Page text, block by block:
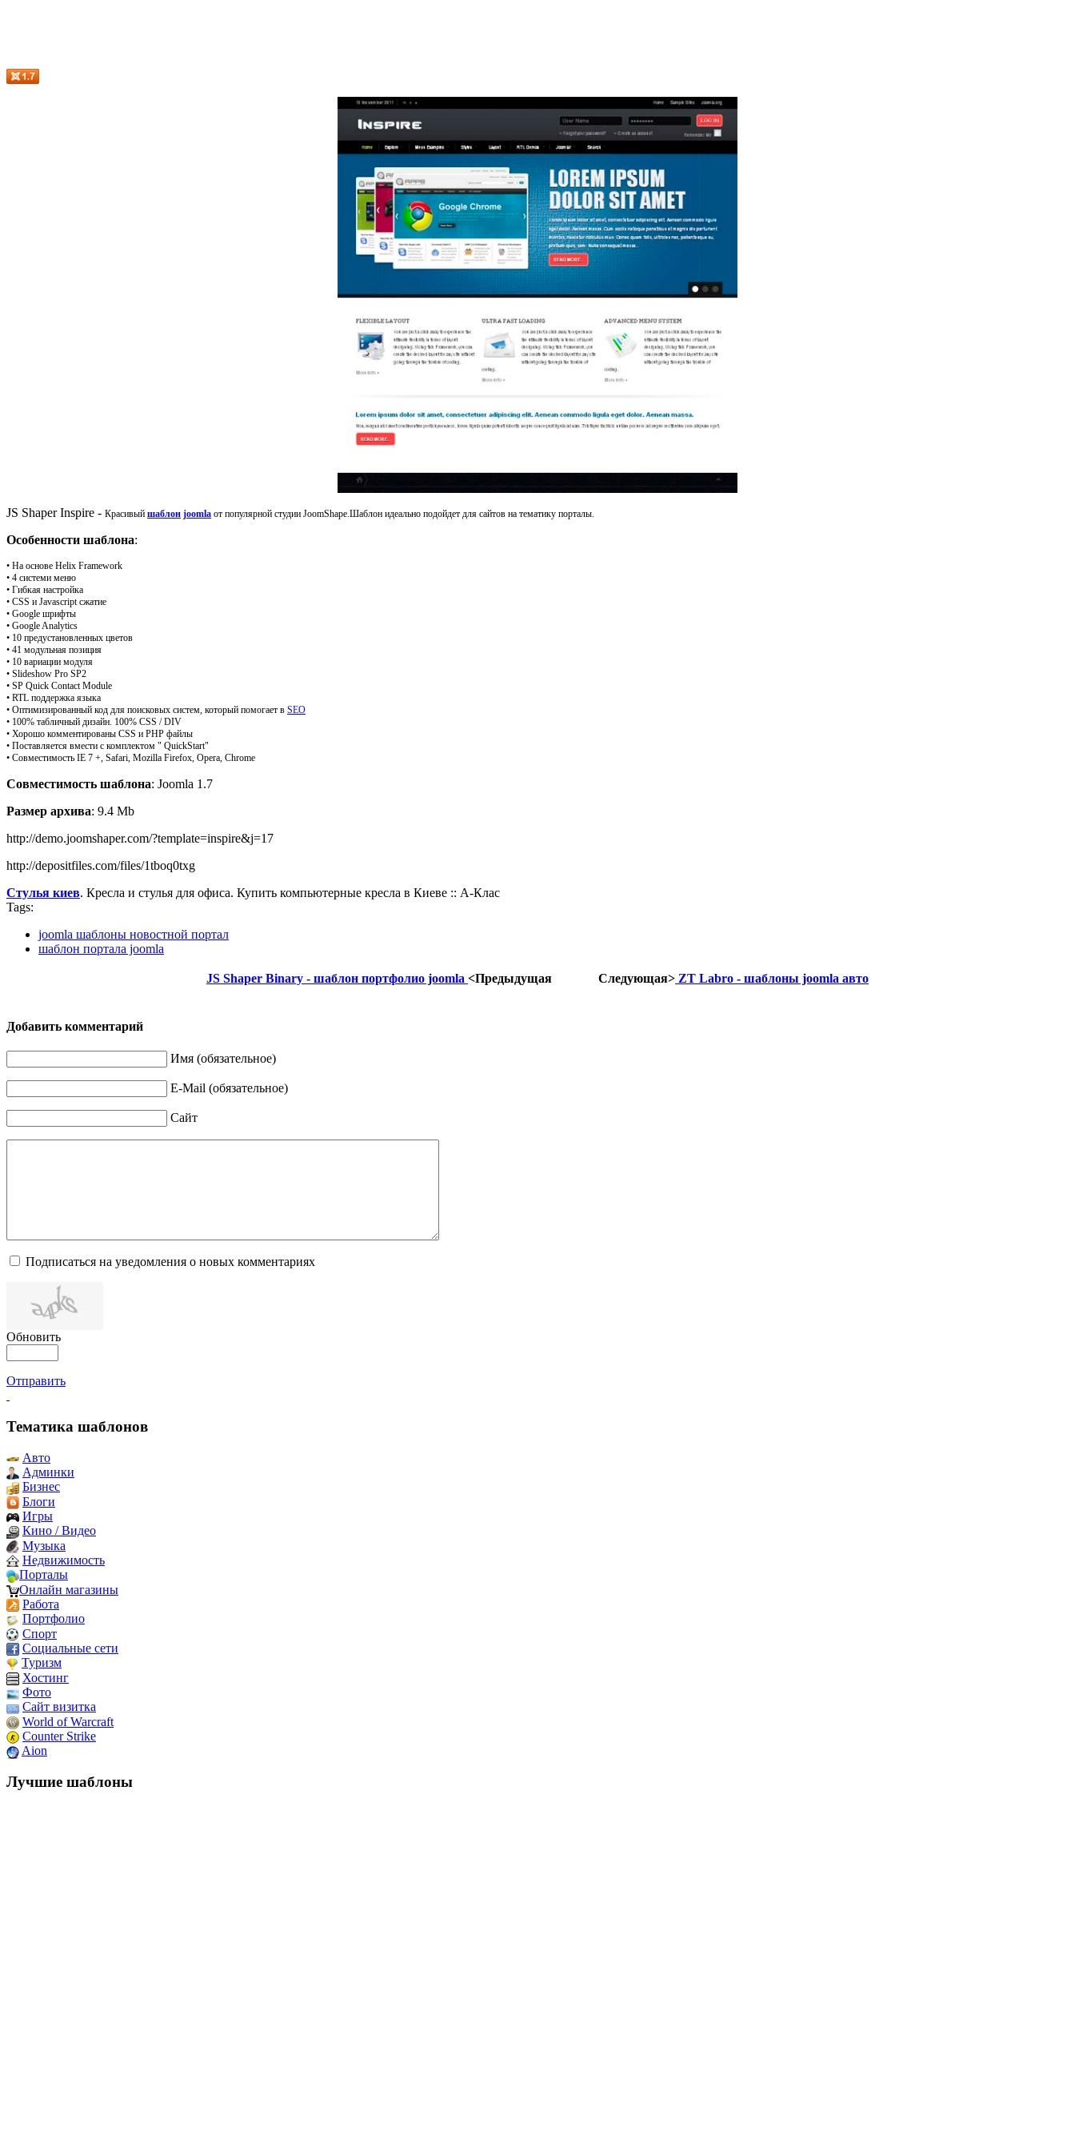
JS Shaper Inspire - Красивый шаблон joomla от популярной студии JoomShape.Шаблон идеально подойдет для сайтов на тематику порталы.
Особенности шаблона:
• На основе Helix Framework
• 4 системи меню
• Гибкая настройка
• CSS и Javascript сжатие
• Google шрифты
• Google Analytics
• 10 предустановленных цветов
• 41 модульная позиция
• 10 вариации модуля
• Slideshow Pro SP2
• SP Quick Contact Module
• RTL поддержка языка
• Оптимизированный код для поисковых систем, который помогает в SEO
• 100% табличный дизайн. 100% CSS / DIV
• Хорошо комментированы CSS и PHP файлы
• Поставляется вмести с комплектом " QuickStart"
• Совместимость IE 7 +, Safari, Mozilla Firefox, Opera, Chrome
Совместимость шаблона: Joomla 1.7
Размер архива: 9.4 Mb
http://demo.joomshaper.com/?template=inspire&j=17
http://depositfiles.com/files/1tboq0txg
Стулья киев. Кресла и стулья для офиса. Купить компьютерные кресла в Киеве :: А-Клас
Tags:
joomla шаблоны новостной портал
шаблон портала joomla
JS Shaper Binary - шаблон портфолио joomla <Предыдущая Следующая> ZT Labro - шаблоны joomla авто
Добавить комментарий
Имя (обязательное)
E-Mail (обязательное)
Сайт
Подписаться на уведомления о новых комментариях
Обновить
Отправить
Тематика шаблонов
Авто
Админки
Бизнес
Блоги
Игры
Кино / Видео
Музыка
Недвижимость
Порталы
Онлайн магазины
Работа
Портфолио
Спорт
Социальные сети
Туризм
Хостинг
Фото
Сайт визитка
World of Warcraft
Counter Strike
Aion
Лучшие шаблоны